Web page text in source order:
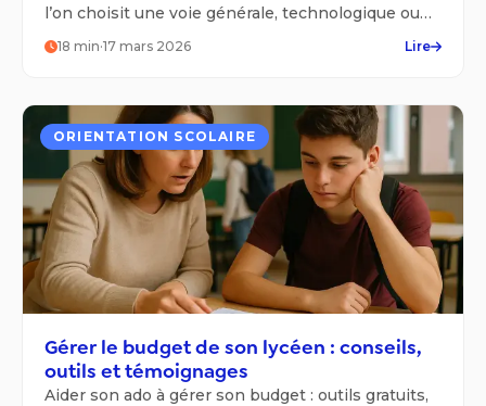
l’on choisit une voie générale, technologique ou
professionnelle, la première et la terminale, où il
confronté à des décisions importantes pour son
avenir.
18 min·17 mars 2026 Lire
ORIENTATION SCOLAIRE
Gérer le budget de son lycéen : conseils,
outils et témoignages
Aider son ado à gérer son budget : outils gratuits,